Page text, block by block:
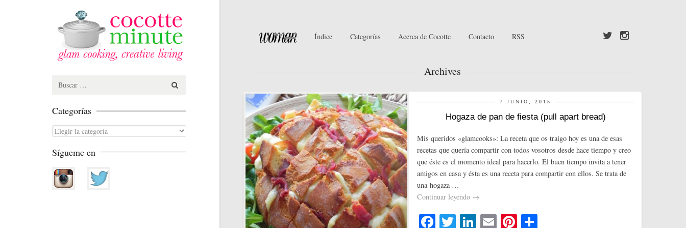
Índice Categorías Acerca de Cocotte Contacto RSS
Archives
7 JUNIO, 2015
Hogaza de pan de fiesta (pull apart bread)
Mis queridos «glamcooks»: La receta que os traigo hoy es una de esas
recetas que quería compartir con todos vosotros desde hace tiempo y creo
que éste es el momento ideal para hacerlo. El buen tiempo invita a tener
amigos en casa y ésta es una receta para compartir con ellos. Se trata de
una hogaza …
Continuar leyendo →
Fa T Li E Pi
Search
Categorías
Categorías
Sígueme en